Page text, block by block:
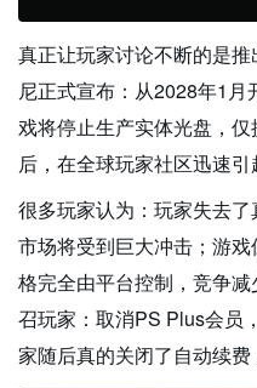
真正让玩家讨论不断的是
尼正式宣布：从2028年1
戏将停止生产实体光盘，
后，在全球玩家社区迅速引
很多玩家认为：玩家失去
市场将受到巨大冲击；游
格完全由平台控制，竞争
召玩家：取消PS Plus会员
家随后真的关闭了自动续费